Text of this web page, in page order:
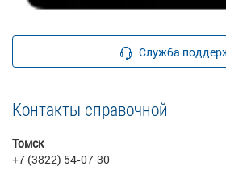
Служба
Контакты справочной
Томск
+7 (3822) 54‑07-30